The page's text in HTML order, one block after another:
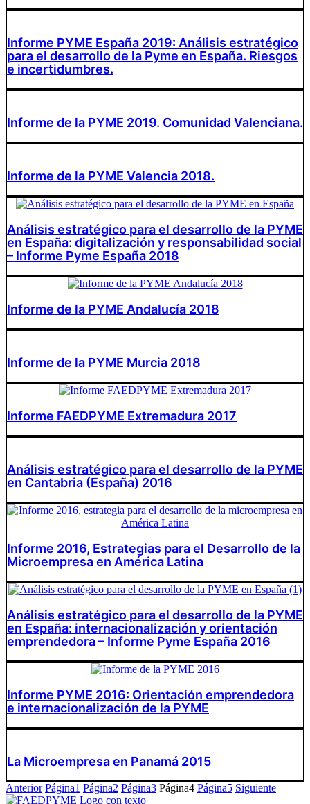
Informe PYME España 2019: Análisis estratégico
para el desarrollo de la Pyme en España. Riesgos
e incertidumbres.
Informe de la PYME 2019. Comunidad Valenciana.
Informe de la PYME Valencia 2018.
Análisis estratégico para el desarrollo de la PYME
en España: digitalización y responsabilidad social
– Informe Pyme España 2018
Informe de la PYME Andalucía 2018
Informe de la PYME Murcia 2018
Informe FAEDPYME Extremadura 2017
Análisis estratégico para el desarrollo de la PYME
en Cantabria (España) 2016
Informe 2016, Estrategias para el Desarrollo de la
Microempresa en América Latina
Análisis estratégico para el desarrollo de la PYME
en España: internacionalización y orientación
emprendedora – Informe Pyme España 2016
Informe PYME 2016: Orientación emprendedora
e internacionalización de la PYME
La Microempresa en Panamá 2015
Anterior Página1 Página2 Página3 Página4 Página5 Siguiente